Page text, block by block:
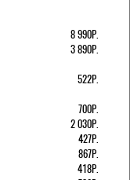
8 990Р.
3 890Р.
522Р.
700Р.
2 030Р.
427Р.
867Р.
418Р.